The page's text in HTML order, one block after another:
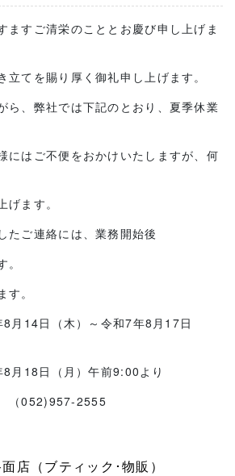
ますご清栄のこととお慶び申し上げま
立てを賜り厚く御礼申し上げます。
ら、弊社では下記のとおり、夏季休業
にはご不便をおかけいたしますが、何
ます。
たご連絡には、業務開始後
。
月14日（木）～令和7年8月17日
月18日（月）午前9:00より
（052)957-2555
店（ブティック･物販）